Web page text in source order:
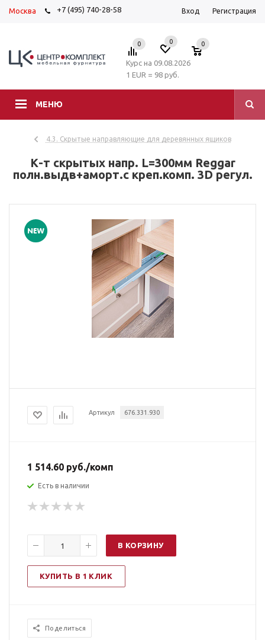
Москва +7 (495) 740-28-58 Вход Регистрация
МЕНЮ
0 0 0
Курс на 09.08.2026
1 EUR = 98 руб.
4.3. Скрытые направляющие для деревянных ящиков
К-т скрытых напр. L=300мм Reggar
полн.выдв+аморт.с креп.комп. 3D регул.
Артикул 676.331.930
1 514.60 руб./комп
Есть в наличии
В КОРЗИНУ
КУПИТЬ В 1 КЛИК
Поделиться